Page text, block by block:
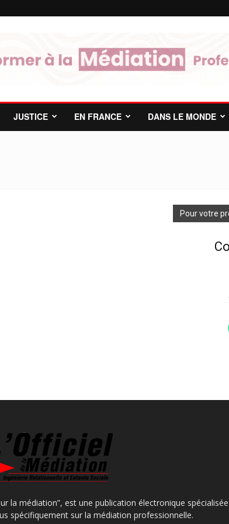
JUSTICE EN FRANCE DANS LE MONDE
Pour votre
la médiation”, est une publication électronique
spécifiquement sur la médiation professionnelle.